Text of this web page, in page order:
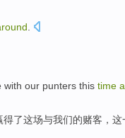
with our punters this time
得了这场与我们的赌客 ， 这